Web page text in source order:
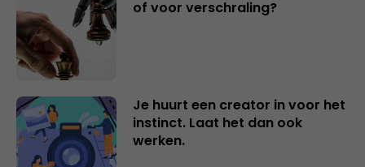
of voor verschraling?
Je huurt een creator in voor het
instinct. Laat het dan ook
werken.